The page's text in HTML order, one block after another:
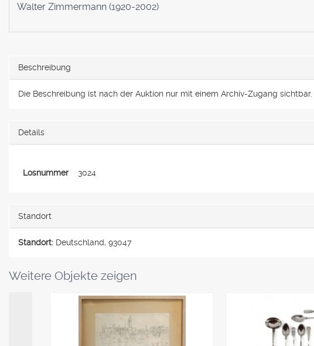
Walter Zimmermann (1920-2002)
Beschreibung
Die Beschreibung ist nach der Auktion nur mit einem Archiv-Zugang
Details
Losnummer 3024
Standort
Standort: Deutschland, 93047
Weitere Objekte zeigen